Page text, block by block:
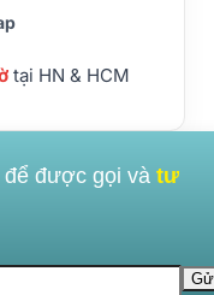
tại HN & HCM
để được gọi và tư